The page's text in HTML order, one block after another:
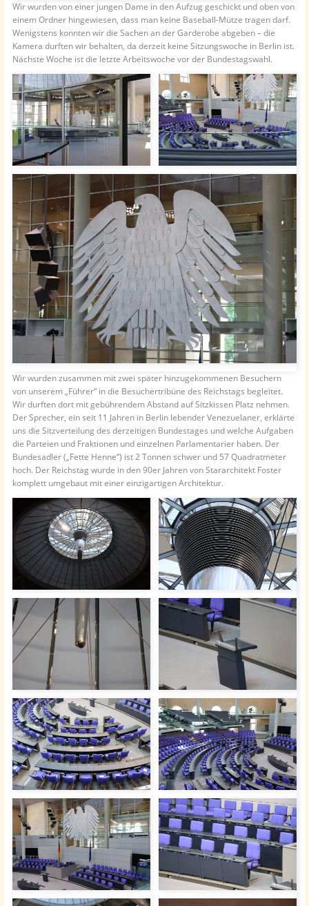
Wir wurden von einer jungen Dame in den Aufzug geschickt und oben von
einem Ordner hingewiesen, dass man keine Baseball-Mütze tragen darf.
Wenigstens konnten wir die Sachen an der Garderobe abgeben – die
Kamera durften wir behalten, da derzeit keine Sitzungswoche in Berlin ist.
Nächste Woche ist die letzte Arbeitswoche vor der Bundestagswahl.
Wir wurden zusammen mit zwei später hinzugekommenen Besuchern
von unserem „Führer“ in die Besuchertribüne des Reichstags begleitet.
Wir durften dort mit gebührendem Abstand auf Sitzkissen Platz nehmen.
Der Sprecher, ein seit 11 Jahren in Berlin lebender Venezuelaner, erklärte
uns die Sitzverteilung des derzeitigen Bundestages und welche Aufgaben
die Parteien und Fraktionen und einzelnen Parlamentarier haben. Der
Bundesadler („Fette Henne“) ist 2 Tonnen schwer und 57 Quadratmeter
hoch. Der Reichstag wurde in den 90er Jahren von Stararchitekt Foster
komplett umgebaut mit einer einzigartigen Architektur.